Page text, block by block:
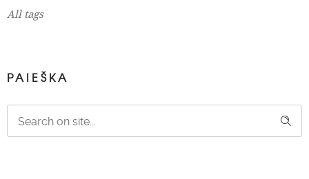
All tags
PAIEŠKA